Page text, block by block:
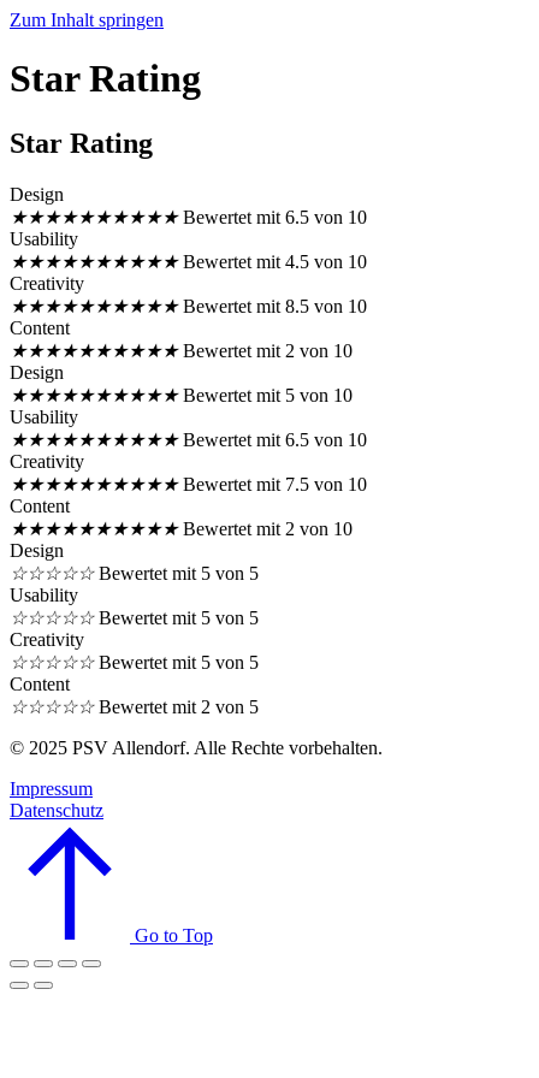
Zum Inhalt springen
Star Rating
Star Rating
Design
★★★★★★★★★★ Bewertet mit 6.5 von 10
Usability
★★★★★★★★★★ Bewertet mit 4.5 von 10
Creativity
★★★★★★★★★★ Bewertet mit 8.5 von 10
Content
★★★★★★★★★★ Bewertet mit 2 von 10
Design
★★★★★★★★★★ Bewertet mit 5 von 10
Usability
★★★★★★★★★★ Bewertet mit 6.5 von 10
Creativity
★★★★★★★★★★ Bewertet mit 7.5 von 10
Content
★★★★★★★★★★ Bewertet mit 2 von 10
Design
☆☆☆☆☆ Bewertet mit 5 von 5
Usability
☆☆☆☆☆ Bewertet mit 5 von 5
Creativity
☆☆☆☆☆ Bewertet mit 5 von 5
Content
☆☆☆☆☆ Bewertet mit 2 von 5
© 2025 PSV Allendorf. Alle Rechte vorbehalten.
Impressum
Datenschutz
Go to Top